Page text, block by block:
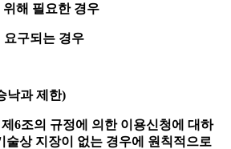
해 필요한 경우
구되는 경우
낙과 제한)
6조의 규정에 의한 이용신청에 대하
술상 지장이 없는 경우에 원칙적으로